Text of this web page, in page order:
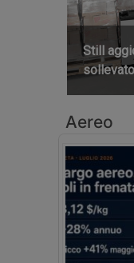
Still
Aereo